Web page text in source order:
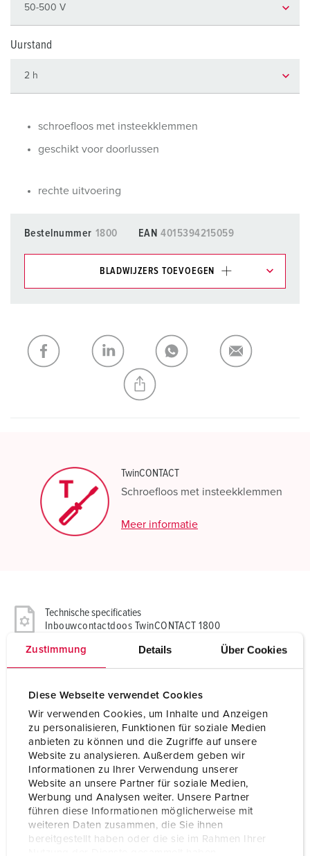
Zustimmung Details Über Cookies
Diese Webseite verwendet Cookies
Wir verwenden Cookies, um Inhalte und Anzeigen
zu personalisieren, Funktionen für soziale Medien
anbieten zu können und die Zugriffe auf unsere
Website zu analysieren. Außerdem geben wir
Informationen zu Ihrer Verwendung unserer
Website an unsere Partner für soziale Medien,
Werbung und Analysen weiter. Unsere Partner
führen diese Informationen möglicherweise mit
weiteren Daten zusammen, die Sie ihnen
bereitgestellt haben oder die sie im Rahmen Ihrer
Uurstand
schroefloos met insteekklemmen
geschikt voor doorlussen
rechte uitvoering
Bestelnummer 1800 EAN 4015394215059
BLADWIJZERS TOEVOEGEN
Mijn lijst TOEVOEGEN
NIEUW LIJST MAKEN
TwinCONTACT
Schroefloos met insteekklemmen
Meer informatie
Technische specificaties
Inbouwcontactdoos TwinCONTACT 1800
Voltage 50-500 V
Uurstand 2 h
Hertz 300-500 Hz
Aansluittechniek zonder schroeven, TwinCONTACT
Contacten standaard